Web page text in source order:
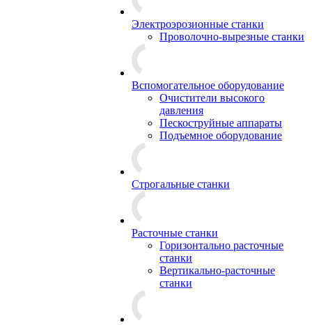
Электроэрозионные станки
Проволочно-вырезные станки
Вспомогательное оборудование
Очистители высокого
давления
Пескоструйные аппараты
Подъемное оборудование
Строгальные станки
Расточные станки
Горизонтально расточные
станки
Вертикально-расточные
станки